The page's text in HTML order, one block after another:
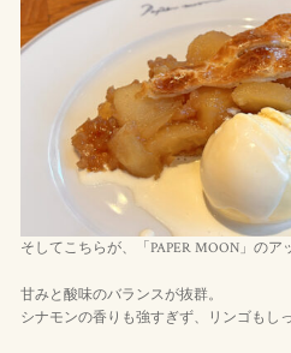
そしてこちらが、「PAPER MOON」のア
甘みと酸味のバランスが抜群。
シナモンの香りも強すぎず、リンゴもし